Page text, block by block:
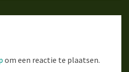
om een reactie te plaatsen.